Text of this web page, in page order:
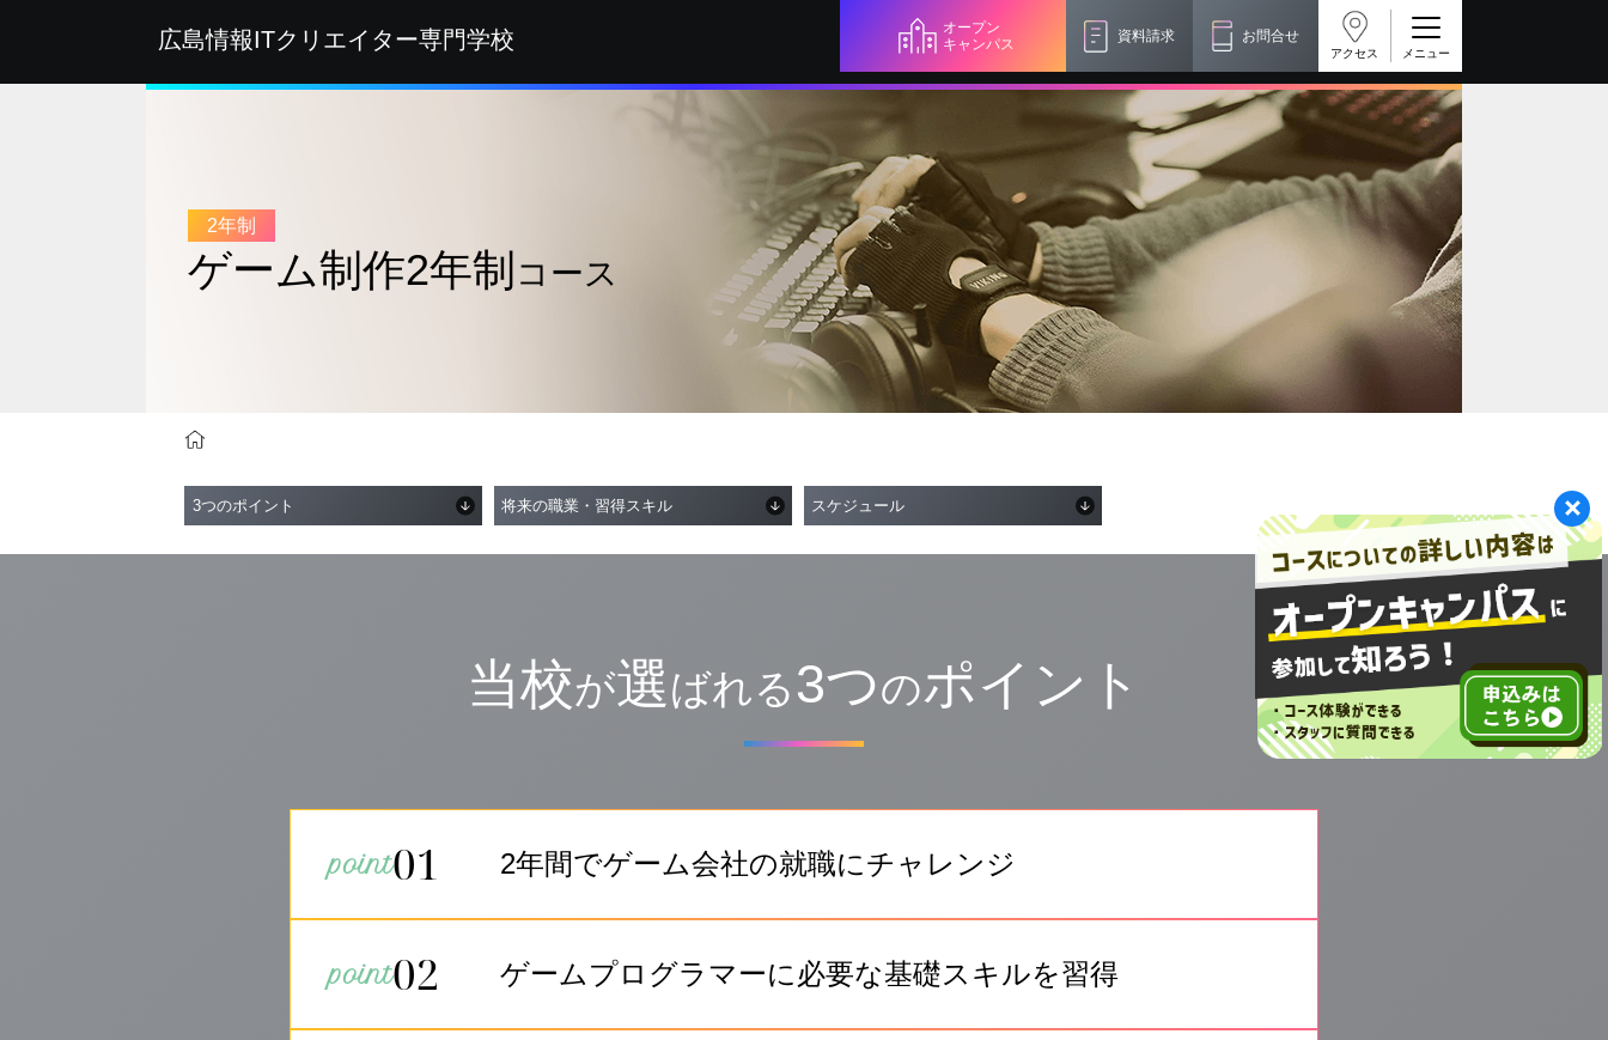
広島情報ITクリエイター専門学校
オープン
キャンパス
資料請求 お問合せ
アクセス
2年制
ゲーム制作2年制 コース
3つのポイント 将来の職業・習得スキル スケジュール
当校が選ばれる3つのポイント
01 2年間でゲーム会社の就職にチャレンジ
02 ゲームプログラマーに必要な基礎スキルを習得